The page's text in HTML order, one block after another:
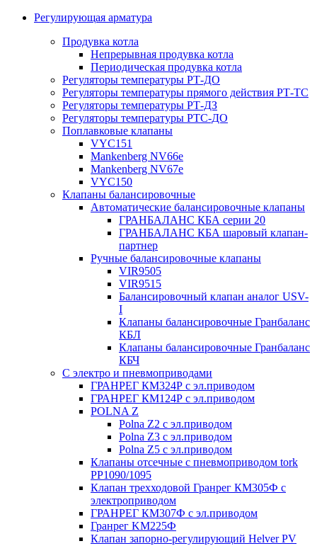
Регулирующая арматура
Продувка котла
Непрерывная продувка котла
Периодическая продувка котла
Регуляторы температуры РТ-ДО
Регуляторы температуры прямого действия РТ-ТС
Регуляторы температуры РТ-ДЗ
Регуляторы температуры РТС-ДО
Поплавковые клапаны
VYC151
Mankenberg NV66e
Mankenberg NV67e
VYC150
Клапаны балансировочные
Автоматические балансировочные клапаны
ГРАНБАЛАНС КБА серии 20
ГРАНБАЛАНС КБА шаровый клапан-
партнер
Ручные балансировочные клапаны
VIR9505
VIR9515
Балансировочный клапан аналог USV-
I
Клапаны балансировочные Гранбаланс
КБЛ
Клапаны балансировочные Гранбаланс
КБЧ
С электро и пневмоприводами
ГРАНРЕГ КМ324Р с эл.приводом
ГРАНРЕГ КМ124Р с эл.приводом
POLNA Z
Polna Z2 с эл.приводом
Polna Z3 с эл.приводом
Polna Z5 с эл.приводом
Клапаны отсечные с пневмоприводом tork
PP1090/1095
Клапан трехходовой Гранрег КМ305Ф с
электроприводом
ГРАНРЕГ КМ307Ф с эл.приводом
Гранрег KM225Ф
Клапан запорно-регулирующий Helver PV